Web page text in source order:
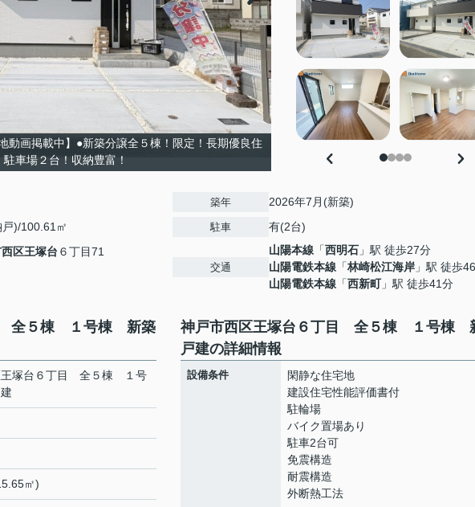
動画掲載中】●新築分譲全５棟！限定！長期優良住
駐車場２台！収納豊富！
)/100.61㎡
区王塚台 ６丁目71
築年 2026年7月(新築)
駐車 有(2台)
交通
山陽本線 「西明石 」駅 徒歩27分
山陽電鉄本線 「林崎松江海岸 」駅 徒歩
山陽電鉄本線 「西新町」駅 徒歩41分
全５棟 １号棟 新築
王塚台６丁目 全５棟 １号
㎡)
神戸市西区王塚台６丁目 全５棟 １号棟
戸建の詳細情報
設備条件
閑静な住宅地
建設住宅性能評価書付
駐輪場
バイク置場あり
駐車2台可
免震構造
耐震構造
外断熱工法